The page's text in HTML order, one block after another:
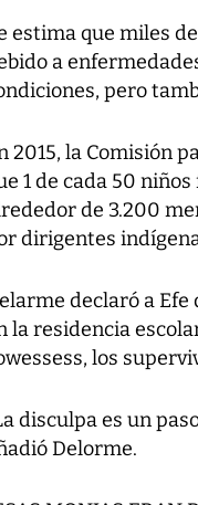
estima que miles
a
pero
2015, la Comisión
1 de cada 50
de 3.200
dirigentes
declaró a Efe
la residencia
los
disculpa es un
Delorme.